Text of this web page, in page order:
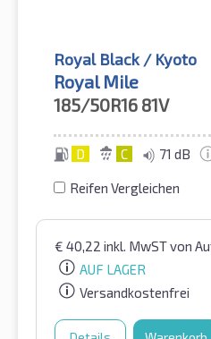
Royal Black / Kyoto
Royal Mile
185/50R16 81V
D C 71 dB
Reifen Vergleichen
€ 40,22 inkl. MwSTvon
AUF LAGER
Versandkostenfrei